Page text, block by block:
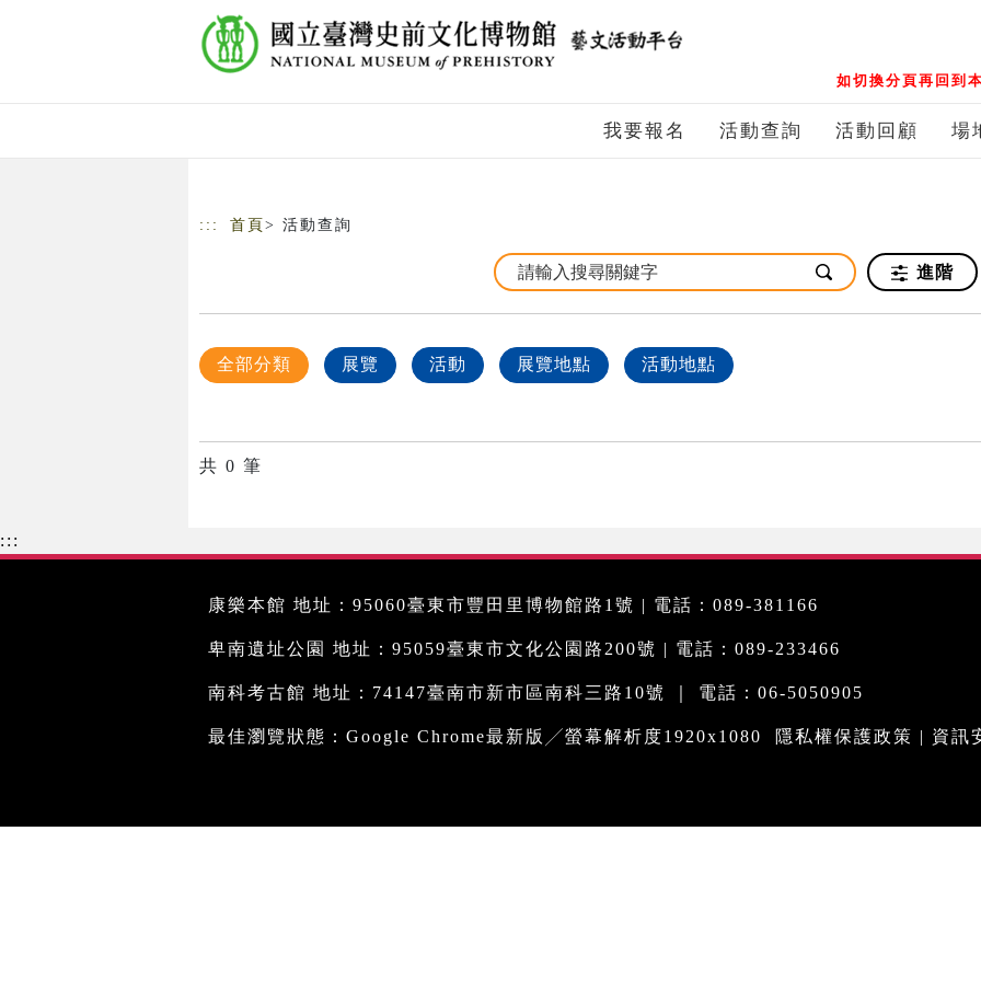
如切換分頁再回到
我要報名 活動查詢 活動回顧 場
::: 首頁 > 活動查詢
進階
全部分類 展覽 活動 展覽地點 活動地點
共 0 筆
:::
康樂本館 地址：95060臺東市豐田里博物館路1號 | 電話：089-381166
卑南遺址公園 地址：95059臺東市文化公園路200號 | 電話：089-233466
南科考古館 地址：74147臺南市新市區南科三路10號 ｜ 電話：06-5050905
最佳瀏覽狀態：Google Chrome最新版╱螢幕解析度1920x1080 隱私權保護政策 | 資訊